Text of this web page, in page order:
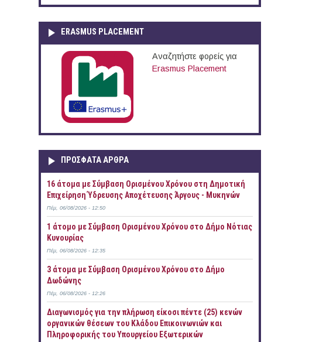
ERASMUS PLACEMENT
Αναζητήστε φορείς για
Erasmus Placement
ΠΡOΣΦΑΤΑ AΡΘΡΑ
16 άτομα με Σύμβαση Ορισμένου Χρόνου στη Δημοτική
Επιχείρηση Ύδρευσης Αποχέτευσης Άργους - Μυκηνών
Πέμ, 06/08/2026 - 12:50
1 άτομο με Σύμβαση Ορισμένου Χρόνου στο Δήμο Νότιας
Κυνουρίας
Πέμ, 06/08/2026 - 12:35
3 άτομα με Σύμβαση Ορισμένου Χρόνου στο Δήμο
Δωδώνης
Πέμ, 06/08/2026 - 12:26
Διαγωνισμός για την πλήρωση είκοσι πέντε (25) κενών
οργανικών θέσεων του Κλάδου Επικοινωνιών και
Πληροφορικής του Υπουργείου Εξωτερικών